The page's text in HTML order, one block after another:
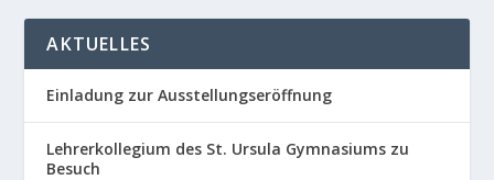
AKTUELLES
Einladung zur Ausstellungseröffnung
Lehrerkollegium des St. Ursula Gymnasiums zu
Besuch